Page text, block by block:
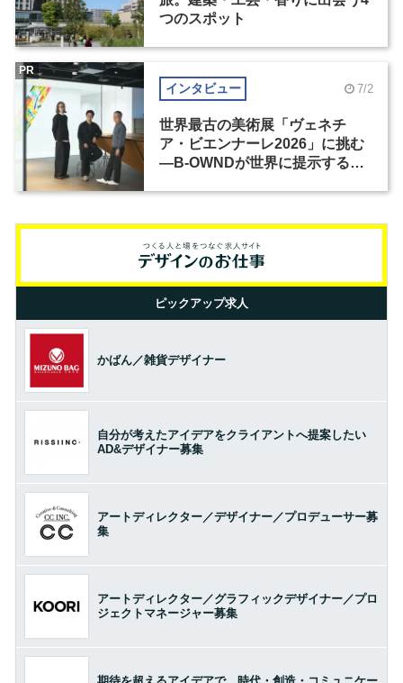
つのスポット
インタビュー 7/2
世界最古の美術展「ヴェネチ
ア・ビエンナーレ2026」に挑む
―B-OWNDが世界に提示する美
PR
ピックアップ求人
かばん／雑貨デザイナー
自分が考えたアイデアをクライアントへ提案したい
AD&デザイナー募集
アートディレクター／デザイナー／プロデューサー募
集
アートディレクター／グラフィックデザイナー／プロ
ジェクトマネージャー募集